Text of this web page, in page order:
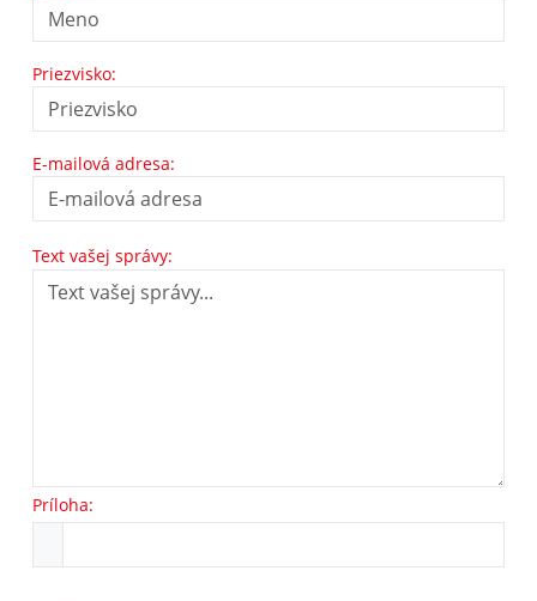
Priezvisko:
E-mailová adresa:
Text vašej správy:
Príloha: